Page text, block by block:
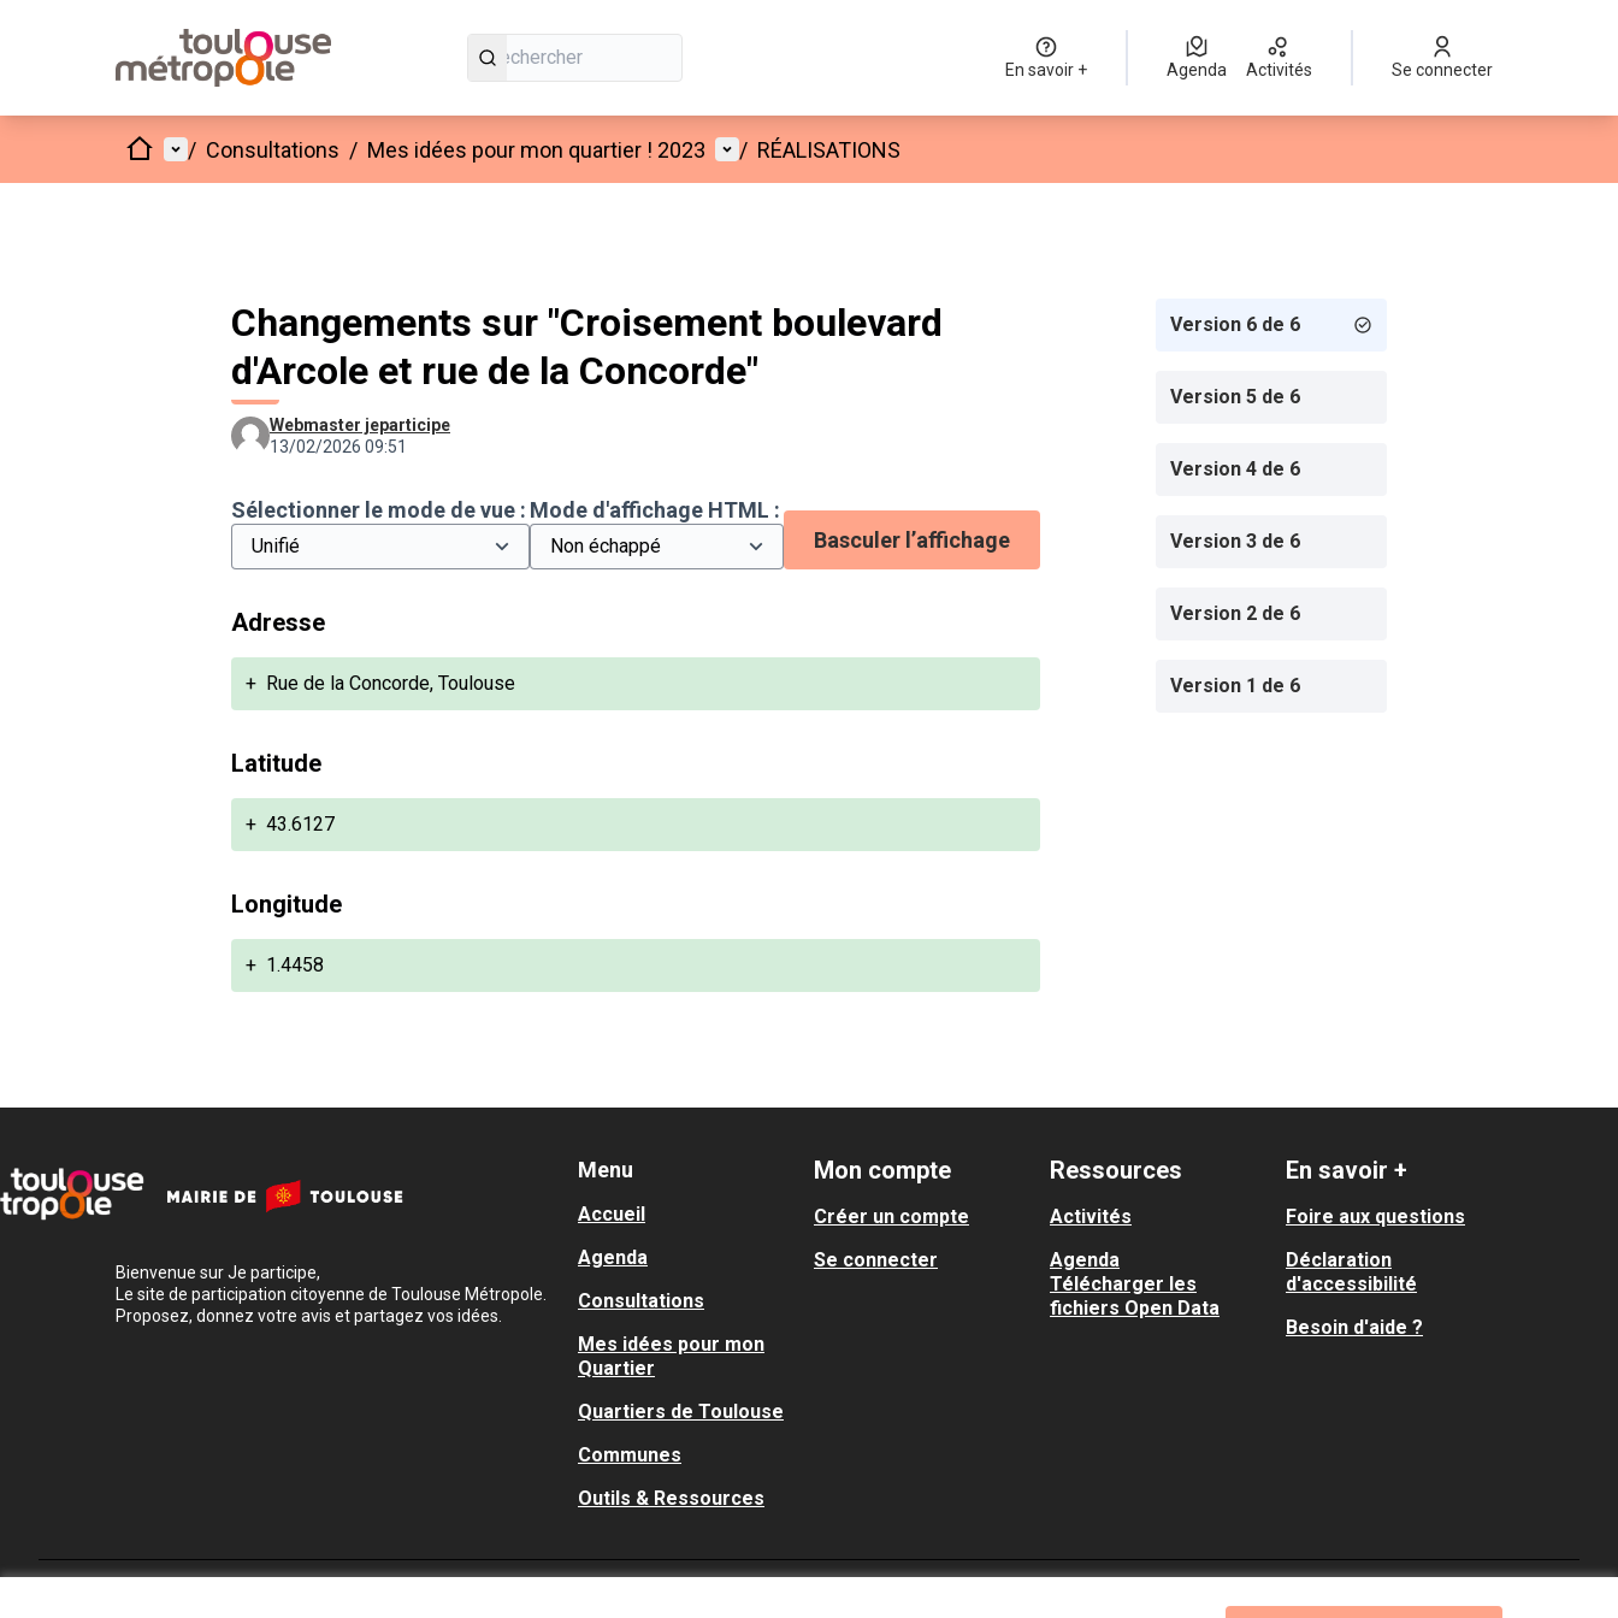
En savoir + Agenda Activités Se connecter
AccueilMenu principal
/ Consultations / Mes idées pour mon quartier ! 2023 Menu utilisateur
/ RÉALISATIONS
Changements sur "Croisement boulevard
d'Arcole et rue de la Concorde"
Webmaster jeparticipe
13/02/2026 09:51
Sélectionner le mode de vue : Mode d'affichage HTML :
Basculer l’affichage
Adresse
+ Rue de la Concorde, Toulouse
Latitude
+ 43.6127
Longitude
+ 1.4458
Version 6 de 6
Version 5 de 6
Version 4 de 6
Version 3 de 6
Version 2 de 6
Version 1 de 6
Bienvenue sur Je participe,
Le site de participation citoyenne de Toulouse Métropole.
Proposez, donnez votre avis et partagez vos idées.
Menu
Accueil
Agenda
Consultations
Mes idées pour mon
Quartier
Quartiers de Toulouse
Communes
Outils & Ressources
Mon compte
Créer un compte
Se connecter
Ressources
Activités
Agenda
Télécharger les
fichiers Open Data
En savoir +
Foire aux questions
Déclaration
d'accessibilité
Besoin d'aide ?